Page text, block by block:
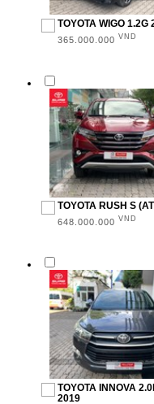
Vios (4)
Wigo (4)
Avanza (1)
Rush (2)
KIỂU DÁNG
MPV (10)
Sedan (11)
NĂM SẢN XUẤT
TOYOTA WIGO 1.2G
365.000.000 VND
TOYOTA RUSH S
648.000.000 VND
TOYOTA INNOVA
2019